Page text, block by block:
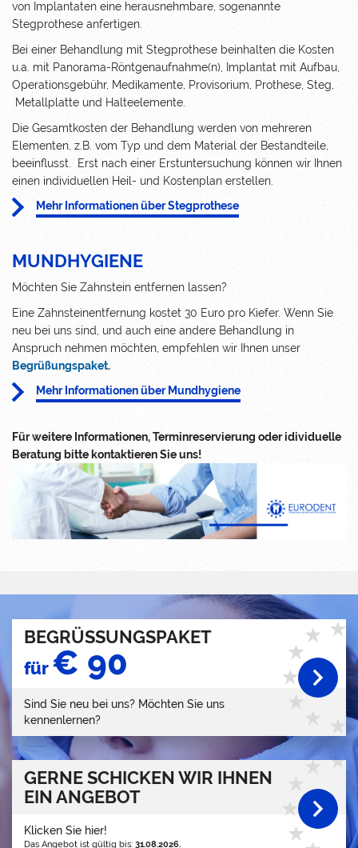
von Implantaten eine herausnehmbare, sogenannte
Stegprothese anfertigen.
Bei einer Behandlung mit Stegprothese beinhalten die Kosten
u.a. mit Panorama-Röntgenaufnahme(n), Implantat mit Aufbau,
Operationsgebühr, Medikamente, Provisorium, Prothese, Steg,
Metallplatte und Halteelemente.
Die Gesamtkosten der Behandlung werden von mehreren
Elementen, z.B. vom Typ und dem Material der Bestandteile,
beeinflusst. Erst nach einer Erstuntersuchung können wir Ihnen
einen individuellen Heil- und Kostenplan erstellen.
Mehr Informationen über Stegprothese
MUNDHYGIENE
Möchten Sie Zahnstein entfernen lassen?
Eine Zahnsteinentfernung kostet 30 Euro pro Kiefer. Wenn Sie
neu bei uns sind, und auch eine andere Behandlung in
Anspruch nehmen möchten, empfehlen wir Ihnen unser
Begrüßungspaket.
Mehr Informationen über Mundhygiene
Für weitere Informationen, Terminreservierung oder idividuelle
Beratung bitte kontaktieren Sie uns!
BEGRÜSSUNGSPAKET
für€ 90
Sind Sie neu bei uns? Möchten Sie uns
kennenlernen?
GERNE SCHICKEN WIR IHNEN
EIN ANGEBOT
Klicken Sie hier!
Das Angebot ist gültig bis: 31.08.2026.